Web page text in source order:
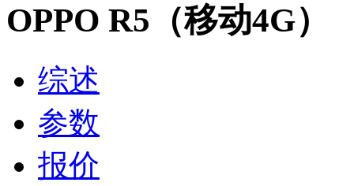
OPPO R5（移动4G）
综述
参数
报价